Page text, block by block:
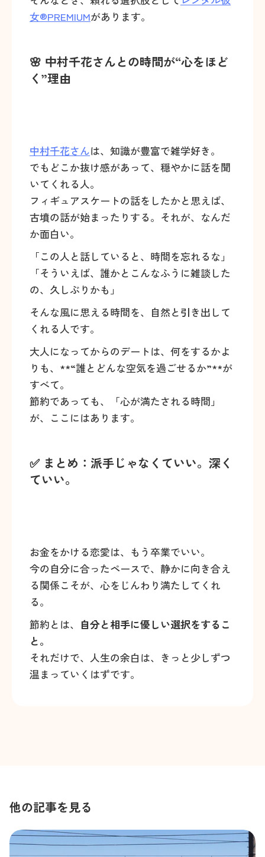
女®PREMIUMがあります。
🌸 中村千花さんとの時間が“心をほど
く”理由
中村千花さんは、知識が豊富で雑学好き。
でもどこか抜け感があって、穏やかに話を聞
いてくれる人。
フィギュアスケートの話をしたかと思えば、
古墳の話が始まったりする。それが、なんだ
か面白い。
「この人と話していると、時間を忘れるな」
「そういえば、誰かとこんなふうに雑談した
の、久しぶりかも」
そんな風に思える時間を、自然と引き出して
くれる人です。
大人になってからのデートは、何をするかよ
りも、**“誰とどんな空気を過ごせるか”**が
すべて。
節約であっても、「心が満たされる時間」
が、ここにはあります。
✅ まとめ：派手じゃなくていい。深く
ていい。
お金をかける恋愛は、もう卒業でいい。
今の自分に合ったペースで、静かに向き合え
る関係こそが、心をじんわり満たしてくれ
る。
節約とは、 自分と相手に優しい選択をするこ
と。
それだけで、人生の余白は、きっと少しずつ
温まっていくはずです。
他の記事を見る